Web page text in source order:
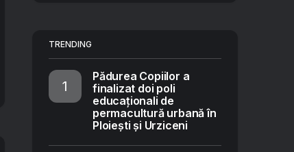
TRENDING
Pădurea Copiilor a
finalizat doi poli
educaționali de
permacultură urbană în
Ploiești și Urziceni